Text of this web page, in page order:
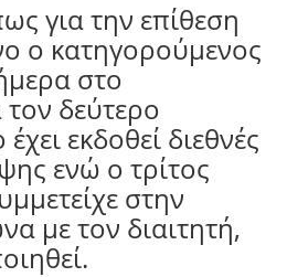
για την επίθεση
ο κατηγορούμενος
στο
τον δεύτερο
εκδοθεί διεθνές
ενώ ο τρίτος
στην
με τον διαιτητή,